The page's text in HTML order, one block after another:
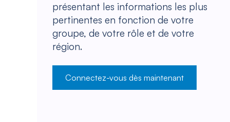
présentant les informations les plus
pertinentes en fonction de votre
groupe, de votre rôle et de votre
région.
Connectez-vous dès maintenant